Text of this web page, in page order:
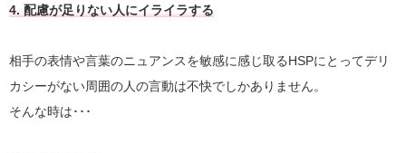
4. 配慮が足りない人にイライラする
相手の表情や言葉のニュアンスを敏感に感じ取るHSPにとってデリ
カシーがない周囲の人の言動は不快でしかありません。
そんな時は･･･